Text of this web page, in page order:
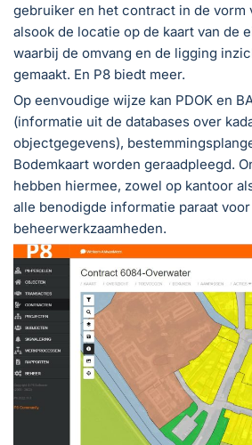
gebruiker en het contract in de vorm
alsook de locatie op de kaart van de
waarbij de omvang en de ligging
gemaakt. En P8 biedt meer.
Op eenvoudige wijze kan PDOK en
(informatie uit de databases over
objectgegevens),
Bodemkaart worden geraadpleegd.
hebben hiermee, zowel op kantoor
alle benodigde informatie paraat
beheerwerkzaamheden.